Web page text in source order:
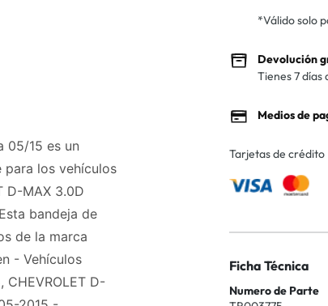
05/15 es un
para los vehículos
D-MAX 3.0D
bandeja de
de la marca
- Vehículos
CHEVROLET D-
*Válido solo
Devolución
Tienes 7 días
Medios de
Tarjetas de crédito
Ficha Técnica
Numero de Parte